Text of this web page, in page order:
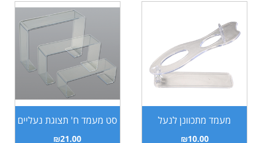
מעמד מתכוונן לנעל
₪10.00
סט מעמד ח' תצוגת נעליים
₪21.00